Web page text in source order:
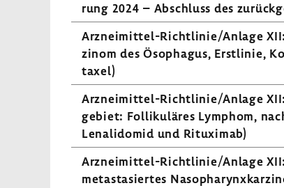
rung 2024 – Abschluss des
Arzneimittel-​Richtlinie/Anlage
zinom des Ösophagus, Erst­linie,
taxel)
Arzneimittel-​​​​Richt­linie/Anlage
ge­biet: Folli­ku­läres Lymphom,
Lena­li­domid und Ritu­ximab)
Arzneimittel-​Richtlinie/Anlage
meta­stasiertes